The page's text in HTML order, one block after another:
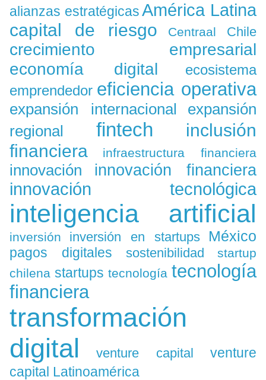
alianzas estratégicas América Latina
capital de riesgo Centraal Chile
crecimiento empresarial
economía digital
ecosistema
emprendedor eficiencia operativa
expansión internacional
expansión
regional
fintech
inclusión
financiera
infraestructura financiera
innovación innovación financiera
innovación tecnológica
inteligencia artificial
inversión inversión en startups México
pagos digitales sostenibilidad
startup
chilena startups tecnología tecnología
financiera
transformación
digital
venture capital
venture
capital Latinoamérica